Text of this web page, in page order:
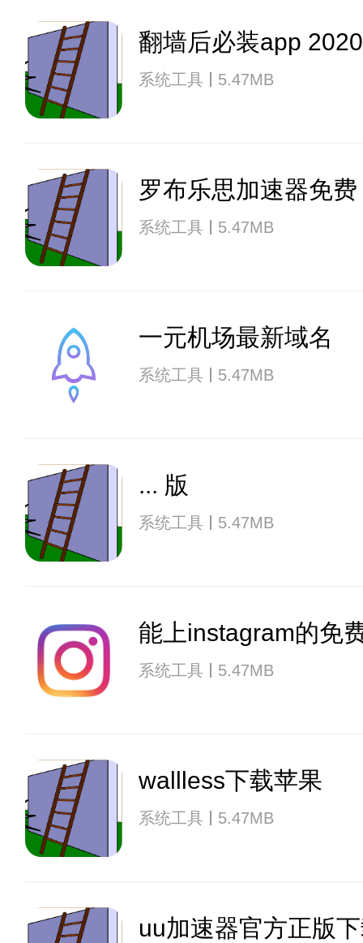
翻墙后必装app 2020
系统工具 5.47MB
罗布乐思加速器免费
系统工具 5.47MB
一元机场最新域名
系统工具 5.47MB
... 版
系统工具 5.47MB
能上instagram的免
系统工具 5.47MB
wallless下载苹果
系统工具 5.47MB
uu加速器官方正版